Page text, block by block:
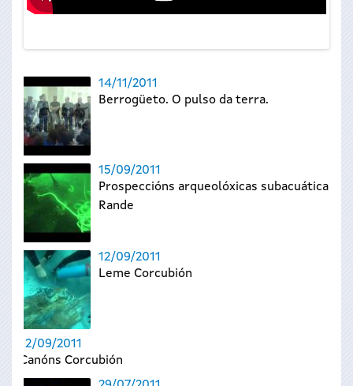
14/11/2011
Berrogüeto. O pulso da terra.
15/09/2011
Prospeccións arqueolóxicas subacuáticas
Rande
12/09/2011
Leme Corcubión
12/09/2011
Canóns Corcubión